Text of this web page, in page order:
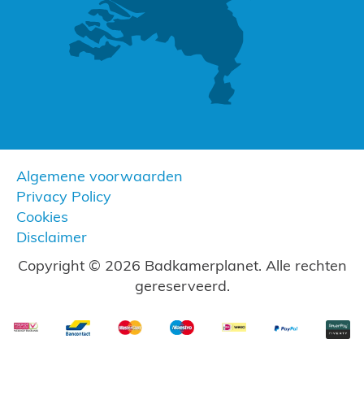
Algemene voorwaarden
Privacy Policy
Cookies
Disclaimer
Copyright © 2026 Badkamerplanet. Alle rechten
gereserveerd.